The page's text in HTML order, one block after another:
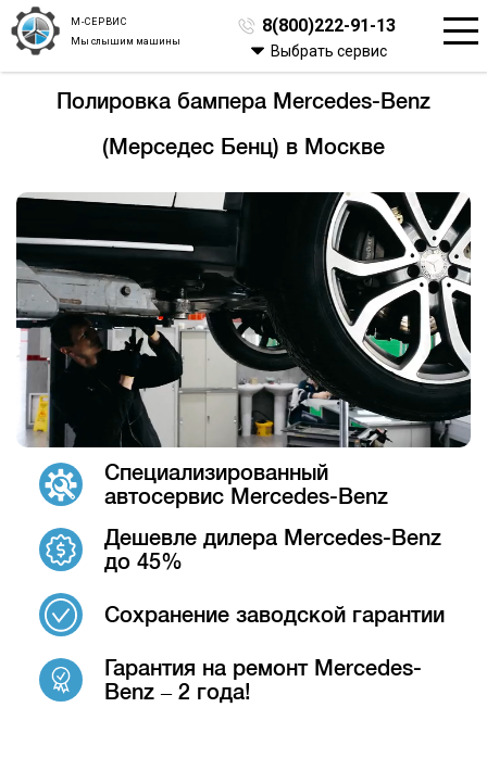
М-СЕРВИС
Мы слышим машины
8(800)222-91-13
Выбрать сервис
Полировка бампера Mercedes-Benz
(Мерседес Бенц) в Москве
Специализированный
автосервис Mercedes-Benz
Дешевле дилера Mercedes-Benz
до 45%
Сохранение заводской гарантии
Гарантия на ремонт Mercedes-
Benz – 2 года!